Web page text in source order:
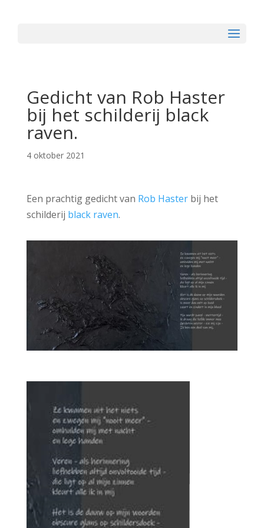
Gedicht van Rob Haster
bij het schilderij black
raven.
4 oktober 2021
Een prachtig gedicht van Rob Hasterbij het
schilderij black raven.